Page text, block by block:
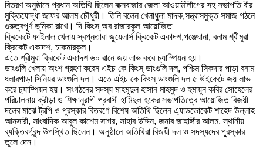
বিতরণ অনুষ্ঠানে প্রধান অতিথি ছিলেন কক্সবাজার জেলা আওয়ামীলীগের সহ সভাপতি বীর
মুক্তিযোদ্ধা জাফর আলম চৌধুরী। তিনি বলেন খেলাধুলা মাদক,সন্ত্রাসমুক্ত সমাজ গঠনে
গুরুত্বপূর্ণ ভূমিকা রাখে। দি কিংস্ অব রাজারকুল আয়োজিত
ক্রিকেটে ফাইনাল খেলায় স্বপ্নতারা জুয়েলার্স ক্রিকেট একাদশ,পঞ্জেঘানা, বনাম শ্রীমুরা
ক্রিকেট একাদশ, চাকমারকুল।
এতে শ্রীমুরা ক্রিকেট একাদশ ৬০ রানে জয় লাভ করে চ্যাম্পিয়ন হয়।
ডাংগুলি খেলায় অংশ গ্রহণ করেন এইচ কে কিংস্ ডাংগুলি দল, পশ্চিম সিকদার পাড়া বনাম
ধলারপাড়া সিনিয়র ডাংগুলি দল। এতে এইচ কে কিংস্ ডাংগুলি দল ৫ উইকেটে জয় লাভ
করে চ্যাম্পিয়ন হয়। সংগঠনের সদস্য মাহমুদুল হাসান মাহমুদ ও হুমায়ুন কবির সোহেলের
পরিচালনায় ক্রীড়া ও শিক্ষানুরাগী প্রবাসী হামিদুল হকের সভাপতিত্বে আয়োজিত বিজয়ী
দলের মাঝে ট্রপি ও পুরস্কার বিতরণে বিশেষ অতিথি ছিলেন এ্যাডভোকেট শাহেদ উল্লাহ
আনসারী, সাংবাদিক আবুল কাশেম সাগর, সাহাব উদ্দিন, জনাব জাহাঙ্গীর আলম, স্থানীয়
ব্যক্তিবর্গবৃন্দ উপস্থিত ছিলেন। অনুষ্ঠানে অতিথিরা বিজয়ী দল ও সদস্যদের পুুরস্কার
তুলে দেন।